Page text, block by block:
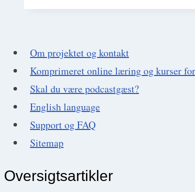
Sælg
sælge
med
Leif
Om projektet og kontakt
Komprimeret online læring og kurser
Skal du være podcastgæst?
English language
Support og FAQ
Sitemap
Oversigtsartikler